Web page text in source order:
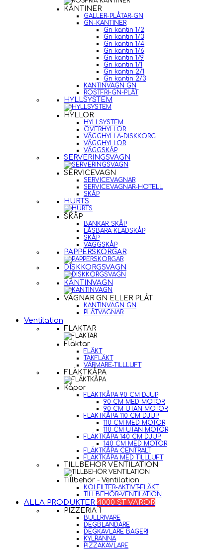
KANTINER
GALLER-PLÅTAR-GN
GN-KANTINER
Gn kantin 1/2
Gn kantin 1/3
Gn kantin 1/4
Gn kantin 1/6
Gn kantin 1/9
Gn kantin 1/1
Gn kantin 2/1
Gn kantin 2/3
KANTINVAGN GN
ROSTFRI-GN-PLÅT
HYLLSYSTEM
HYLLOR
HYLLSYSTEM
ÖVERHYLLOR
VÄGGHYLLA-DISKKORG
VÄGGHYLLOR
VÄGGSKÅP
SERVERINGSVAGN
SERVICEVAGN
SERVICEVAGNAR
SERVICEVAGNAR-HOTELL
SKÅP
HURTS
SKÅP
BÄNKAR-SKÅP
LÅSBARA KLÄDSKÅP
SKÅP
VÄGGSKÅP
PAPPERSKORGAR
DISKKORGSVAGN
KANTINVAGN
VAGNAR GN ELLER PLÅT
KANTINVAGN GN
PLÅTVAGNAR
Ventilation
FLÄKTAR
Fläktar
FLÄKT
TAKFLÄKT
VÄRMARE-TILLLUFT
FLÄKTKÅPA
Kåpor
FLÄKTKÅPA 90 CM DJUP
90 CM MED MOTOR
90 CM UTAN MOTOR
FLÄKTKÅPA 110 CM DJUP
110 CM MED MOTOR
110 CM UTAN MOTOR
FLÄKTKÅPA 140 CM DJUP
140 CM MED MOTOR
FLÄKTKÅPA CENTRALT
FLÄKTKÅPA MED TILLLUFT
TILLBEHÖR VENTILATION
Tillbehör - Ventilation
KOLFILTER-AKTIVT-FLÄKT
TILLBEHÖR-VENTILATION
ALLA PRODUKTER 4000 ST VAROR
PIZZERIA 1
BULLRIVARE
DEGBLANDARE
DEGKAVLARE BAGERI
KYLRÄNNA
PIZZAKAVLARE